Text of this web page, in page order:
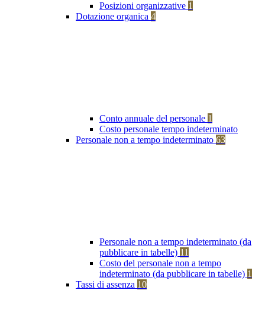
Posizioni organizzative 1
Dotazione organica 4
Conto annuale del personale 1
Costo personale tempo indeterminato
Personale non a tempo indeterminato 63
Personale non a tempo indeterminato (da
pubblicare in tabelle) 11
Costo del personale non a tempo
indeterminato (da pubblicare in tabelle) 1
Tassi di assenza 10